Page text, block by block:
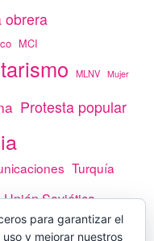
obrera
MCI
MLNV Mujer
Protesta popular
Turquía
Unión Soviética
para garantizar el
y mejorar nuestros